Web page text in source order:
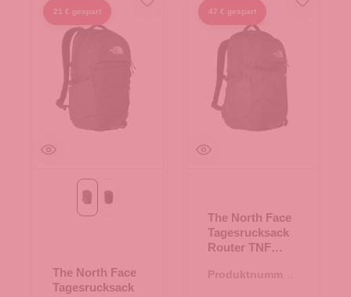
21 € gespart
TNF Black
TNF Blau
The North Face
Tagesrucksack
47 € gespart
The North Face
Tagesrucksack
Router TNF
Produktnummer: